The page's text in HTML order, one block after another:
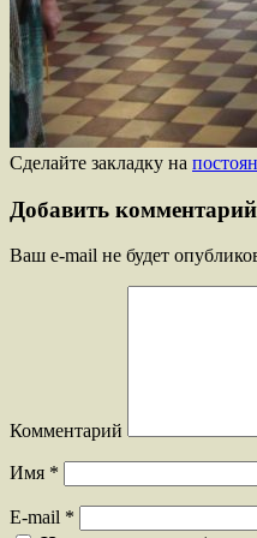
Сделайте закладку на
Добавить комментарий
Ваш e-mail не будет
Комментарий
Имя *
E-mail *